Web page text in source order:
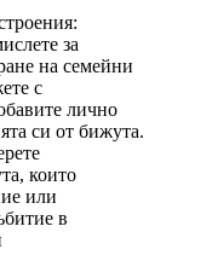
за
на семейни
с
лично
си от бижута.
които
или
в